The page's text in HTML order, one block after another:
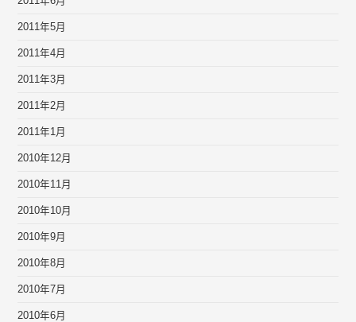
2011年5月
2011年4月
2011年3月
2011年2月
2011年1月
2010年12月
2010年11月
2010年10月
2010年9月
2010年8月
2010年7月
2010年6月